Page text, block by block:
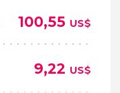
100,55 US$
9,22 US$